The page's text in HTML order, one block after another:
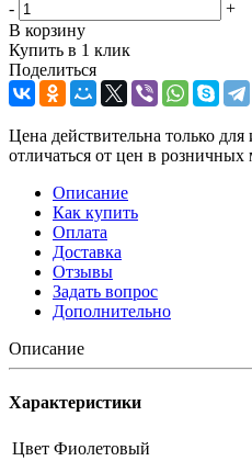
-
+
В корзину
Купить в 1 клик
Поделиться
Цена действительна только
отличаться от цен в розничных
Описание
Как купить
Оплата
Доставка
Отзывы
Задать вопрос
Дополнительно
Описание
Характеристики
Цвет Фиолетовый